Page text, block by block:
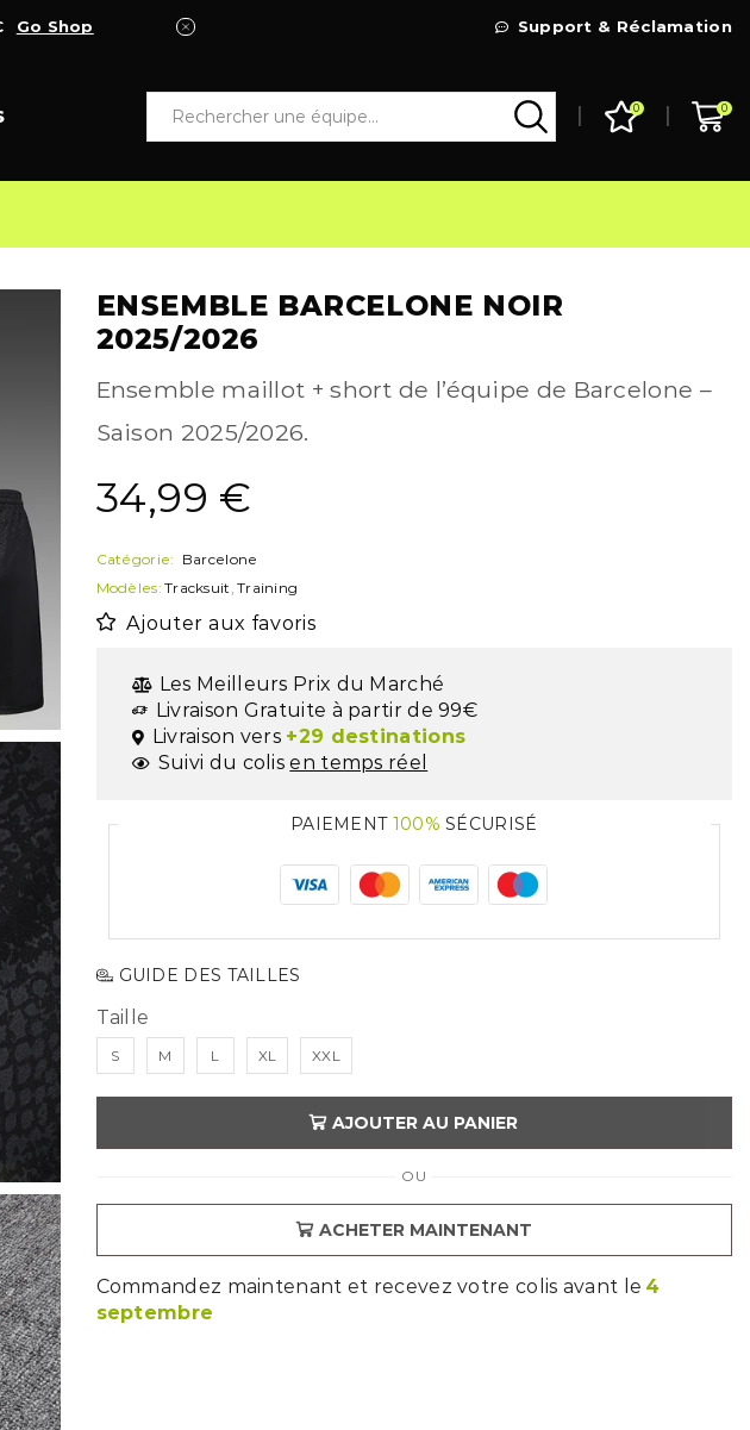
Go Shop Livraison Gratuite à partir de 99€ Go Shop
Support & Réclamation
0 0
ENSEMBLE BARCELONE NOIR
2025/2026
Ensemble maillot + short de l’équipe de Barcelone –
Saison 2025/2026.
34,99 €
Catégorie: Barcelone
Modèles: Tracksuit, Training
Ajouter aux favoris
Les Meilleurs Prix du Marché
Livraison Gratuite à partir de 99€
Livraison vers +29 destinations
Suivi du colisen temps réel
PAIEMENT 100% SÉCURISÉ
GUIDE DES TAILLES
Taille
S M L XL XXL
AJOUTER AU PANIER
OU
ACHETER MAINTENANT
Commandez maintenant et recevez votre colis avant le 4
septembre